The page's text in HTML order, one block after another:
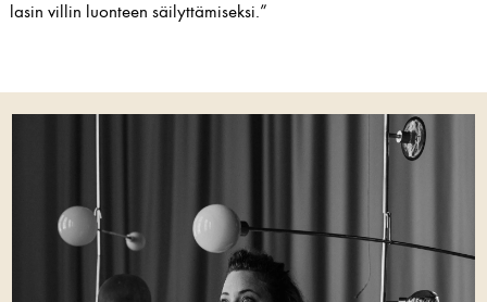
lasin villin luonteen säilyttämiseksi.”